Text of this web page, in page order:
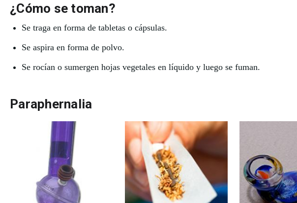
¿Cómo se toman?
Se traga en forma de tabletas o cápsulas.
Se aspira en forma de polvo.
Se rocían o sumergen hojas vegetales en líquido y luego se fuman.
Paraphernalia